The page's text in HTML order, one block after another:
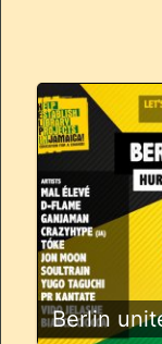
Berlin